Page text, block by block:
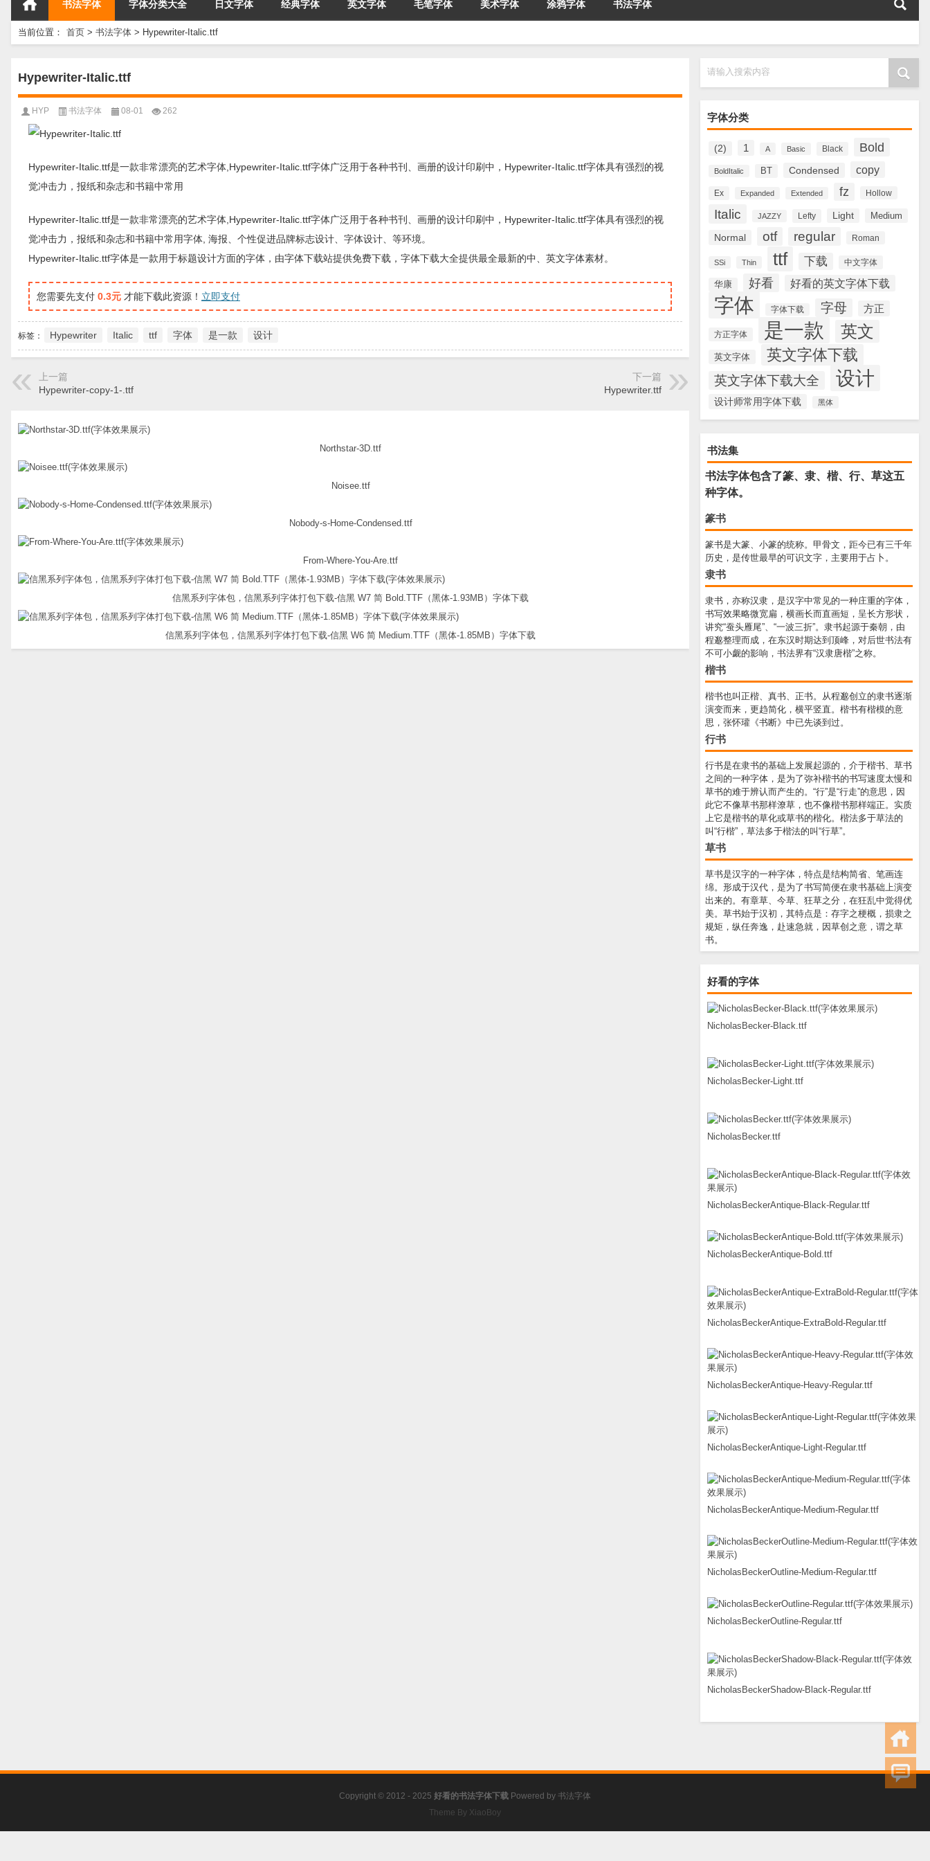
书法字体 字体分类大全 日文字体 经典字体 英文字体 毛笔字体 美术字体 涂鸦字体 书法字体
当前位置： 首页 > 书法字体 > Hypewriter-Italic.ttf
请输入搜索内容
字体分类
(2) 1 A Basic Black Bold
BoldItalic BT Condensed copy
Ex Expanded Extended fz Hollow
Italic JAZZY Lefty Light Medium
Normal otf regular Roman
SSi Thin ttf 下载 中文字体
华康 好看 好看的英文字体下载
字体 字体下载 字母 方正
方正字体 是一款 英文
英文字体 英文字体下载
英文字体下载大全 设计
设计师常用字体下载 黑体
书法集
书法字体包含了篆、隶、楷、行、草这五
种字体。
篆书
篆书是大篆、小篆的统称。甲骨文，距今已有三千年
历史，是传世最早的可识文字，主要用于占卜。
隶书
隶书，亦称汉隶，是汉字中常见的一种庄重的字体，
书写效果略微宽扁，横画长而直画短，呈长方形状，
讲究“蚕头雁尾”、“一波三折”。隶书起源于秦朝，由
程邈整理而成，在东汉时期达到顶峰，对后世书法有
不可小觑的影响，书法界有“汉隶唐楷”之称。
楷书
楷书也叫正楷、真书、正书。从程邈创立的隶书逐渐
演变而来，更趋简化，横平竖直。楷书有楷模的意
思，张怀瓘《书断》中已先谈到过。
行书
行书是在隶书的基础上发展起源的，介于楷书、草书
之间的一种字体，是为了弥补楷书的书写速度太慢和
草书的难于辨认而产生的。“行”是“行走”的意思，因
此它不像草书那样潦草，也不像楷书那样端正。实质
上它是楷书的草化或草书的楷化。楷法多于草法的
叫“行楷”，草法多于楷法的叫“行草”。
草书
草书是汉字的一种字体，特点是结构简省、笔画连
绵。形成于汉代，是为了书写简便在隶书基础上演变
出来的。有章草、今草、狂草之分，在狂乱中觉得优
美。草书始于汉初，其特点是：存字之梗概，损隶之
规矩，纵任奔逸，赴速急就，因草创之意，谓之草
书。
好看的字体
NicholasBecker-Black.ttf
NicholasBecker-Light.ttf
NicholasBecker.ttf
NicholasBeckerAntique-Black-Regular.ttf
NicholasBeckerAntique-Bold.ttf
NicholasBeckerAntique-ExtraBold-Regular.ttf
NicholasBeckerAntique-Heavy-Regular.ttf
NicholasBeckerAntique-Light-Regular.ttf
NicholasBeckerAntique-Medium-Regular.ttf
NicholasBeckerOutline-Medium-Regular.ttf
NicholasBeckerOutline-Regular.ttf
NicholasBeckerShadow-Black-Regular.ttf
Hypewriter-Italic.ttf
HYP 书法字体 08-01 262
Hypewriter-Italic.ttf是一款非常漂亮的艺术字体,Hypewriter-Italic.ttf字体广泛用于各种书刊、画册的设计印刷中，Hypewriter-Italic.ttf字体具有强烈的视
觉冲击力，报纸和杂志和书籍中常用
Hypewriter-Italic.ttf是一款非常漂亮的艺术字体,Hypewriter-Italic.ttf字体广泛用于各种书刊、画册的设计印刷中，Hypewriter-Italic.ttf字体具有强烈的视
觉冲击力，报纸和杂志和书籍中常用字体, 海报、个性促进品牌标志设计、字体设计、等环境。
Hypewriter-Italic.ttf字体是一款用于标题设计方面的字体，由字体下载站提供免费下载，字体下载大全提供最全最新的中、英文字体素材。
您需要先支付 0.3元 才能下载此资源！ 立即支付
标签： Hypewriter Italic ttf 字体 是一款 设计
上一篇
Hypewriter-copy-1-.ttf
下一篇
Hypewriter.ttf
Northstar-3D.ttf
Noisee.ttf
Nobody-s-Home-Condensed.ttf
From-Where-You-Are.ttf
信黑系列字体包，信黑系列字体打包下载-信黑 W7 简 Bold.TTF（黑体-1.93MB）字体下载
信黑系列字体包，信黑系列字体打包下载-信黑 W6 简 Medium.TTF（黑体-1.85MB）字体下载
Copyright © 2012 - 2025 好看的书法字体下载 Powered by 书法字体
Theme By XiaoBoy